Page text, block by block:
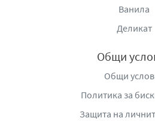
Ванила
Деликат
Общи
Общи
Политика за
Защита на